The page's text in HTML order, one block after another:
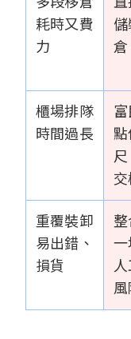
耗時又費
力
櫃場排隊
時間過長
重覆裝卸
易出錯、
損貨